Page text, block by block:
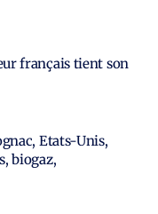
français tient son
Etats-Unis,
biogaz,